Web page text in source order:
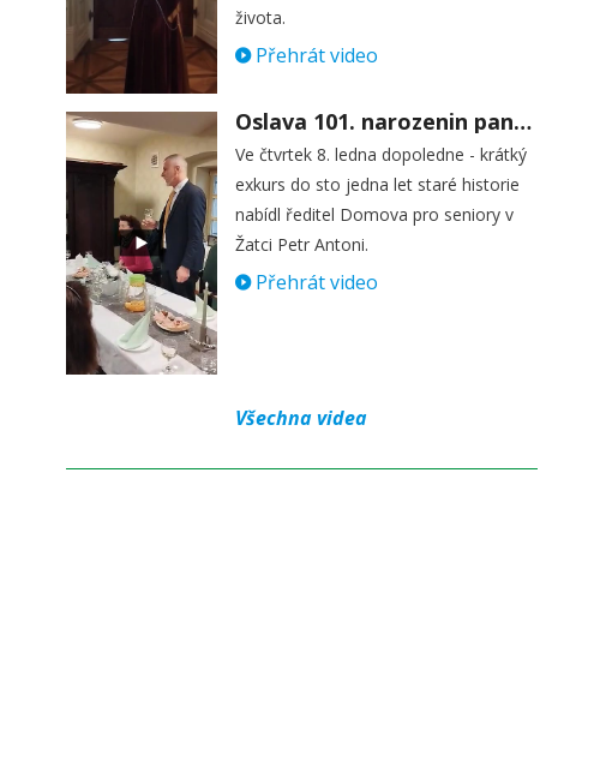
života.
Přehrát video
Oslava 101. narozenin paní Věry Skořepové
Ve čtvrtek 8. ledna dopoledne - krátký
exkurs do sto jedna let staré historie
nabídl ředitel Domova pro seniory v
Žatci Petr Antoni.
Přehrát video
Všechna videa